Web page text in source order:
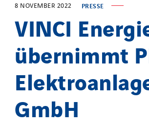
8 NOVEMBER 2022 PRESSE
VINCI
übernimmt
GmbH
SDEL Tertiaire
SDEL Transport
Sedam
SEDD
Service One Alliance
Seves
SKE-International